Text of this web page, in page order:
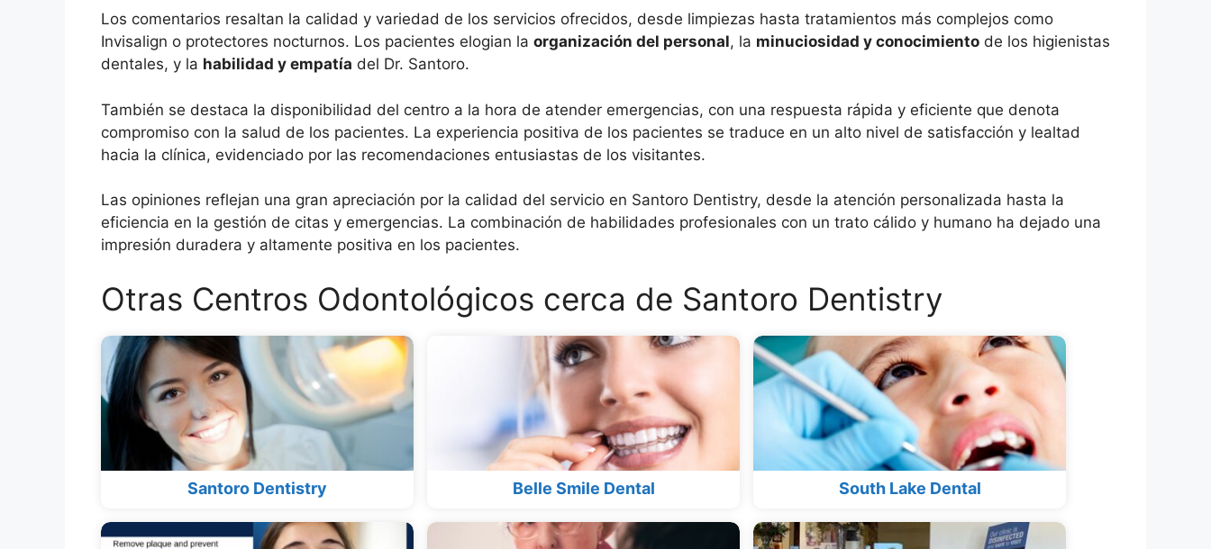
Los comentarios resaltan la calidad y variedad de los servicios ofrecidos, desde limpiezas hasta tratamientos más complejos como
Invisalign o protectores nocturnos. Los pacientes elogian la organización del personal, la minuciosidad y conocimiento de los higienistas
dentales, y la habilidad y empatía del Dr. Santoro.
También se destaca la disponibilidad del centro a la hora de atender emergencias, con una respuesta rápida y eficiente que denota
compromiso con la salud de los pacientes. La experiencia positiva de los pacientes se traduce en un alto nivel de satisfacción y lealtad
hacia la clínica, evidenciado por las recomendaciones entusiastas de los visitantes.
Las opiniones reflejan una gran apreciación por la calidad del servicio en Santoro Dentistry, desde la atención personalizada hasta la
eficiencia en la gestión de citas y emergencias. La combinación de habilidades profesionales con un trato cálido y humano ha dejado una
impresión duradera y altamente positiva en los pacientes.
Otras Centros Odontológicos cerca de Santoro Dentistry
Santoro Dentistry Belle Smile Dental South Lake Dental